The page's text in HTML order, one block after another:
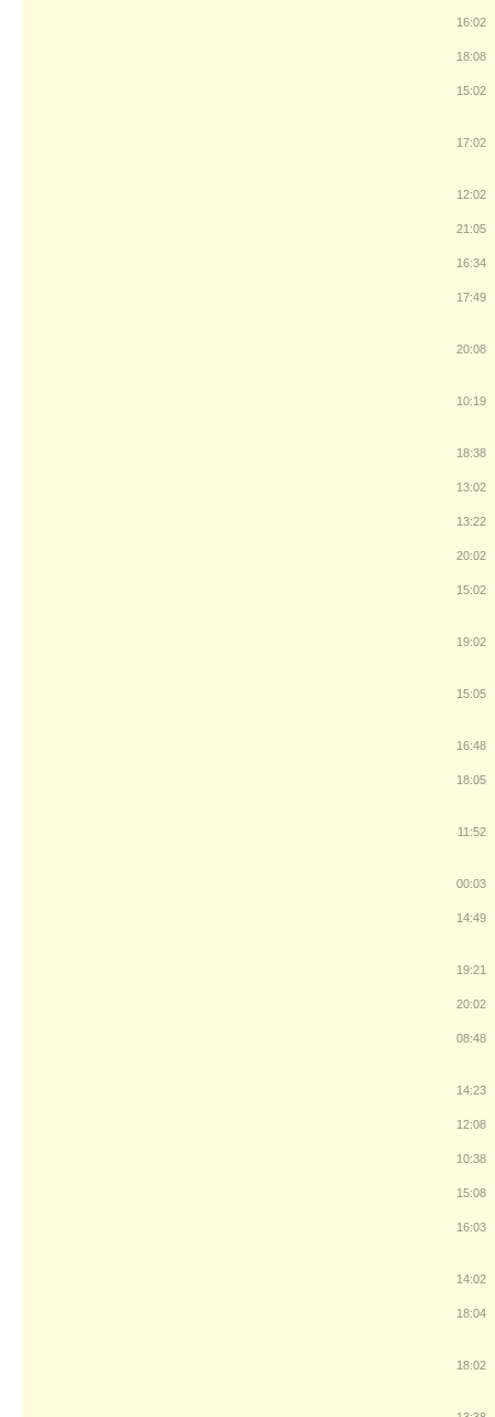
16:02
18:08
15:02
17:02
12:02
21:05
16:34
17:49
20:08
10:19
18:38
13:02
13:22
20:02
15:02
19:02
15:05
16:48
18:05
11:52
00:03
14:49
19:21
20:02
08:48
14:23
12:08
10:38
15:08
16:03
14:02
18:04
18:02